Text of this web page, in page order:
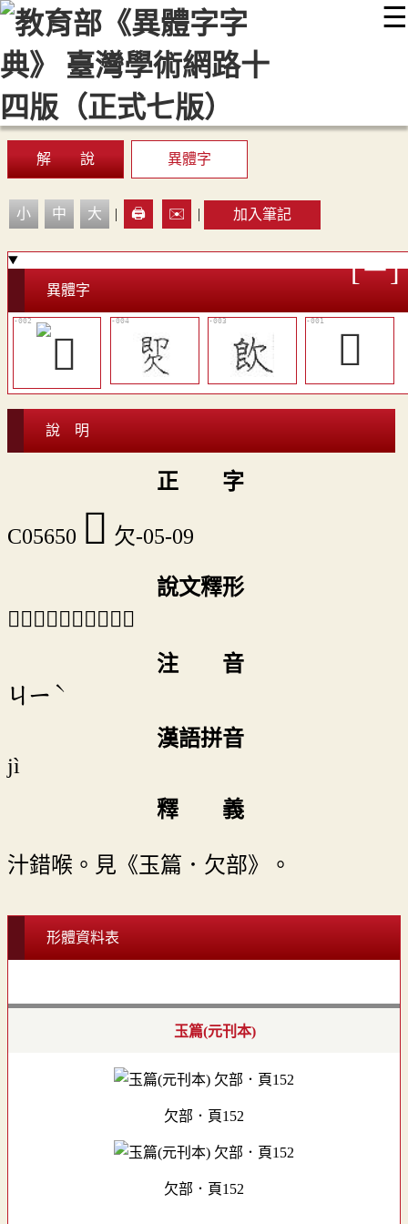
☰
::: 最新消息 常見問題 編輯說明
顯示模式
網站導覽
解 說 異體字
小 中 大 | 🖨️ ✉️ | 加入筆記
異體字
𣣝
說 明
正 字
C05650 𣢣 欠-05-09
說文釋形
「𣢣」《說文》不錄。
注 音
ㄐㄧ ˋ
漢語拼音
jì
釋 義
汁錯喉。見《玉篇．欠部》。
形體資料表
玉篇(元刊本)
欠部．頁152
欠部．頁152